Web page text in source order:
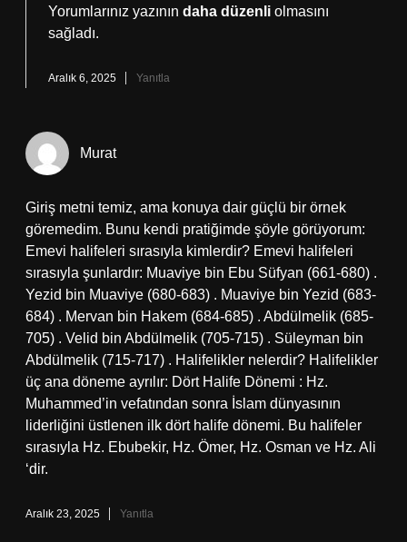
Yorumlarınız yazının daha düzenli olmasını
sağladı.
Aralık 6, 2025 Yanıtla
Murat
Giriş metni temiz, ama konuya dair güçlü bir örnek
göremedim. Bunu kendi pratiğimde şöyle görüyorum:
Emevi halifeleri sırasıyla kimlerdir? Emevi halifeleri
sırasıyla şunlardır: Muaviye bin Ebu Süfyan (661-680) .
Yezid bin Muaviye (680-683) . Muaviye bin Yezid (683-
684) . Mervan bin Hakem (684-685) . Abdülmelik (685-
705) . Velid bin Abdülmelik (705-715) . Süleyman bin
Abdülmelik (715-717) . Halifelikler nelerdir? Halifelikler
üç ana döneme ayrılır: Dört Halife Dönemi : Hz.
Muhammed’in vefatından sonra İslam dünyasının
liderliğini üstlenen ilk dört halife dönemi. Bu halifeler
sırasıyla Hz. Ebubekir, Hz. Ömer, Hz. Osman ve Hz. Ali
‘dir.
Aralık 23, 2025 Yanıtla